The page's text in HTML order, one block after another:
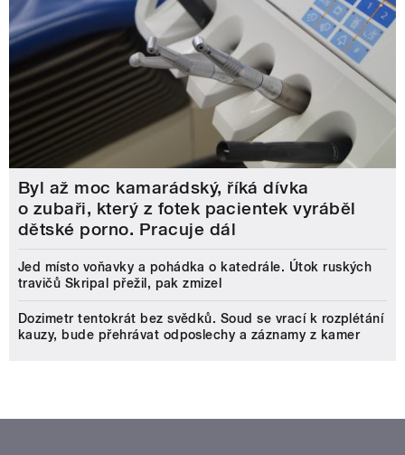
Byl až moc kamarádský, říká dívka
o zubaři, který z fotek pacientek vyráběl
dětské porno. Pracuje dál
Jed místo voňavky a pohádka o katedrále. Útok ruských
travičů Skripal přežil, pak zmizel
Dozimetr tentokrát bez svědků. Soud se vrací k rozplétání
kauzy, bude přehrávat odposlechy a záznamy z kamer